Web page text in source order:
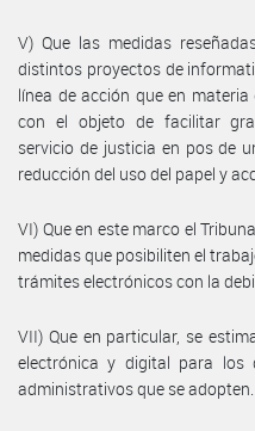
V) Que las medidas
distintos proyectos de
línea de acción que en
con el objeto de facilitar
servicio de justicia en pos de
reducción del uso del papel y
VI) Que en este marco el
medidas que posibiliten el
trámites electrónicos con la
VII) Que en particular, se
electrónica y digital para los
administrativos que se adopten.